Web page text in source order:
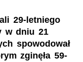
29-letniego
w dniu 21
spowodował
zginęła 59-